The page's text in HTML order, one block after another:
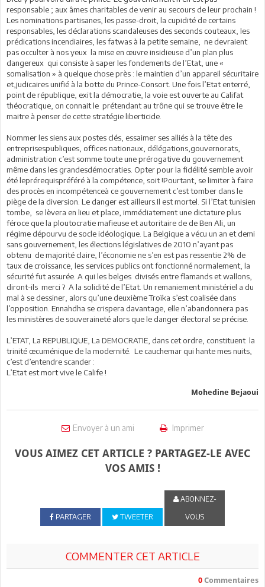
responsable ; aux âmes charitables de venir au secours de leur prochain !
Les nominations partisanes, les passe-droit, la cupidité de certains
responsables, les déclarations scandaleuses des seconds couteaux, les
prédications incendiaires, les fatwas à la petite semaine, ne devraient
pas occulter à nos yeux la mise en œuvre insidieuse d’un plan plus
dangereux qui consiste à saper les fondements de l’Etat, une «
somalisation » à quelque chose près : le maintien d’un appareil sécuritaire
et,judicaires unifié à la botte du Prince-Consort. Une fois l’Etat enterré,
point de république, exit la démocratie, la voie est ouverte au Califat
théocratique, on connait le prétendant au trône qui se trouve être le
maitre à penser de cette stratégie liberticide.
Nommer les siens aux postes clés, essaimer ses alliés à la tête des
entreprisespubliques, offices nationaux, délégations,gouvernorats,
administration c’est somme toute une prérogative du gouvernement
même dans les grandesdémocraties. Opter pour la fidélité semble avoir
été leprérequispréféré à la compétence, soit !Pourtant, se limiter à faire
des procès en incompétenceà ce gouvernement c’est tomber dans le
piège de la diversion. Le danger est ailleurs.Il est mortel. Si l’Etat tunisien
tombe, se lèvera en lieu et place, immédiatement une dictature plus
féroce que la ploutocratie mafieuse et autoritaire de de Ben Ali, un
régime dépourvu de socle idéologique. La Belgique a vécu un an et demi
sans gouvernement, les élections législatives de 2010 n’ayant pas
obtenu de majorité claire, l’économie ne s’en est pas ressentie 2% de
taux de croissance, les services publics ont fonctionné normalement, la
sécurité fut assurée. A qui les belges divisés entre flamands et wallons,
diront-ils merci ? A la solidité de l’Etat. Un remaniement ministériel a du
mal à se dessiner, alors qu’une deuxième Troïka s’est coalisée dans
l’opposition. Ennahdha se crispera davantage, elle n’abandonnera pas
les ministères de souveraineté alors que le danger électoral se précise.
L’ETAT, La REPUBLIQUE, La DEMOCRATIE, dans cet ordre, constituent la
trinité œcuménique de la modernité. Le cauchemar qui hante mes nuits,
c’est d’entendre scander :
L’Etat est mort vive le Calife !
Mohedine Bejaoui
Envoyer à un ami Imprimer
VOUS AIMEZ CET ARTICLE ? PARTAGEZ-LE AVEC
VOS AMIS !
PARTAGER TWEETER
ABONNEZ-
VOUS
COMMENTER CET ARTICLE
0 Commentaires